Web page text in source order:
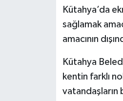
Kütahya’da
sağlamak
amacının
Kütahya
kentin farklı
vatandaşların
Teknoloji
Vefat Haberleri